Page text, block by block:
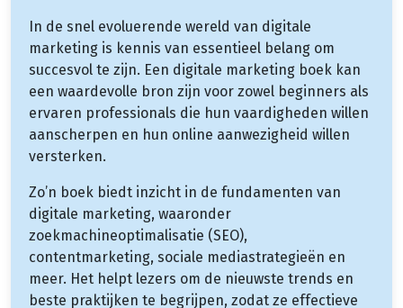
In de snel evoluerende wereld van digitale
marketing is kennis van essentieel belang om
succesvol te zijn. Een digitale marketing boek kan
een waardevolle bron zijn voor zowel beginners als
ervaren professionals die hun vaardigheden willen
aanscherpen en hun online aanwezigheid willen
versterken.
Zo’n boek biedt inzicht in de fundamenten van
digitale marketing, waaronder
zoekmachineoptimalisatie (SEO),
contentmarketing, sociale mediastrategieën en
meer. Het helpt lezers om de nieuwste trends en
beste praktijken te begrijpen, zodat ze effectieve